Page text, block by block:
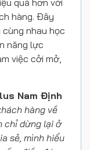
hàng. Đây
nhau học
năng lực
việc cởi mở,
Nam Định
hàng về
chỉ dừng lại ở
sẻ, mình hiểu